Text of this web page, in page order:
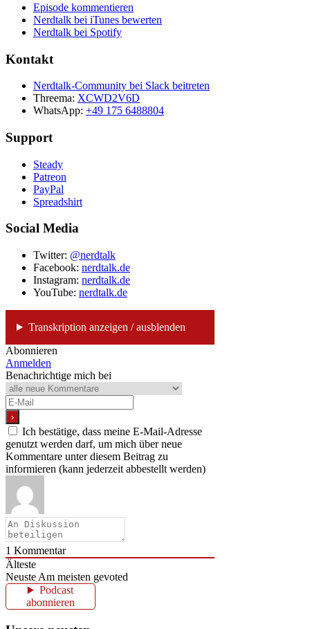
Episode kommentieren
Nerdtalk bei iTunes bewerten
Nerdtalk bei Spotify
Kontakt
Nerdtalk-Community bei Slack beitreten
Threema: XCWD2V6D
WhatsApp: +49 175 6488804
Support
Steady
Patreon
PayPal
Spreadshirt
Social Media
Twitter: @nerdtalk
Facebook: nerdtalk.de
Instagram: nerdtalk.de
YouTube: nerdtalk.de
Transkription anzeigen / ausblenden
Abonnieren
Anmelden
Benachrichtige mich bei
Ich bestätige, dass meine E-Mail-Adresse
genutzt werden darf, um mich über neue
Kommentare unter diesem Beitrag zu
informieren (kann jederzeit abbestellt werden)
1 Kommentar
Älteste
Neuste Am meisten gevoted
Podcast
abonnieren